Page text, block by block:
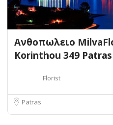
Ανθοπωλειο
Korinthou 349
Florist
Patras